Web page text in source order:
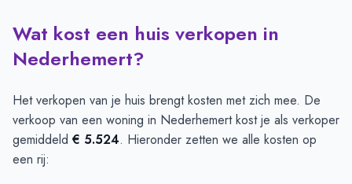
Wat kost een huis verkopen in
Nederhemert?
Het verkopen van je huis brengt kosten met zich mee. De
verkoop van een woning in Nederhemert kost je als verkoper
gemiddeld € 5.524. Hieronder zetten we alle kosten op
een rij: